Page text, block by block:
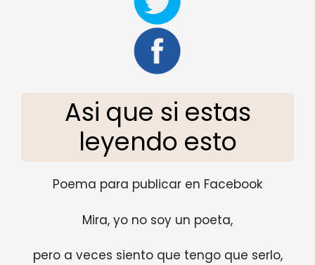
Asi que si estas
leyendo esto
Poema para publicar en Facebook
Mira, yo no soy un poeta,
pero a veces siento que tengo que serlo,